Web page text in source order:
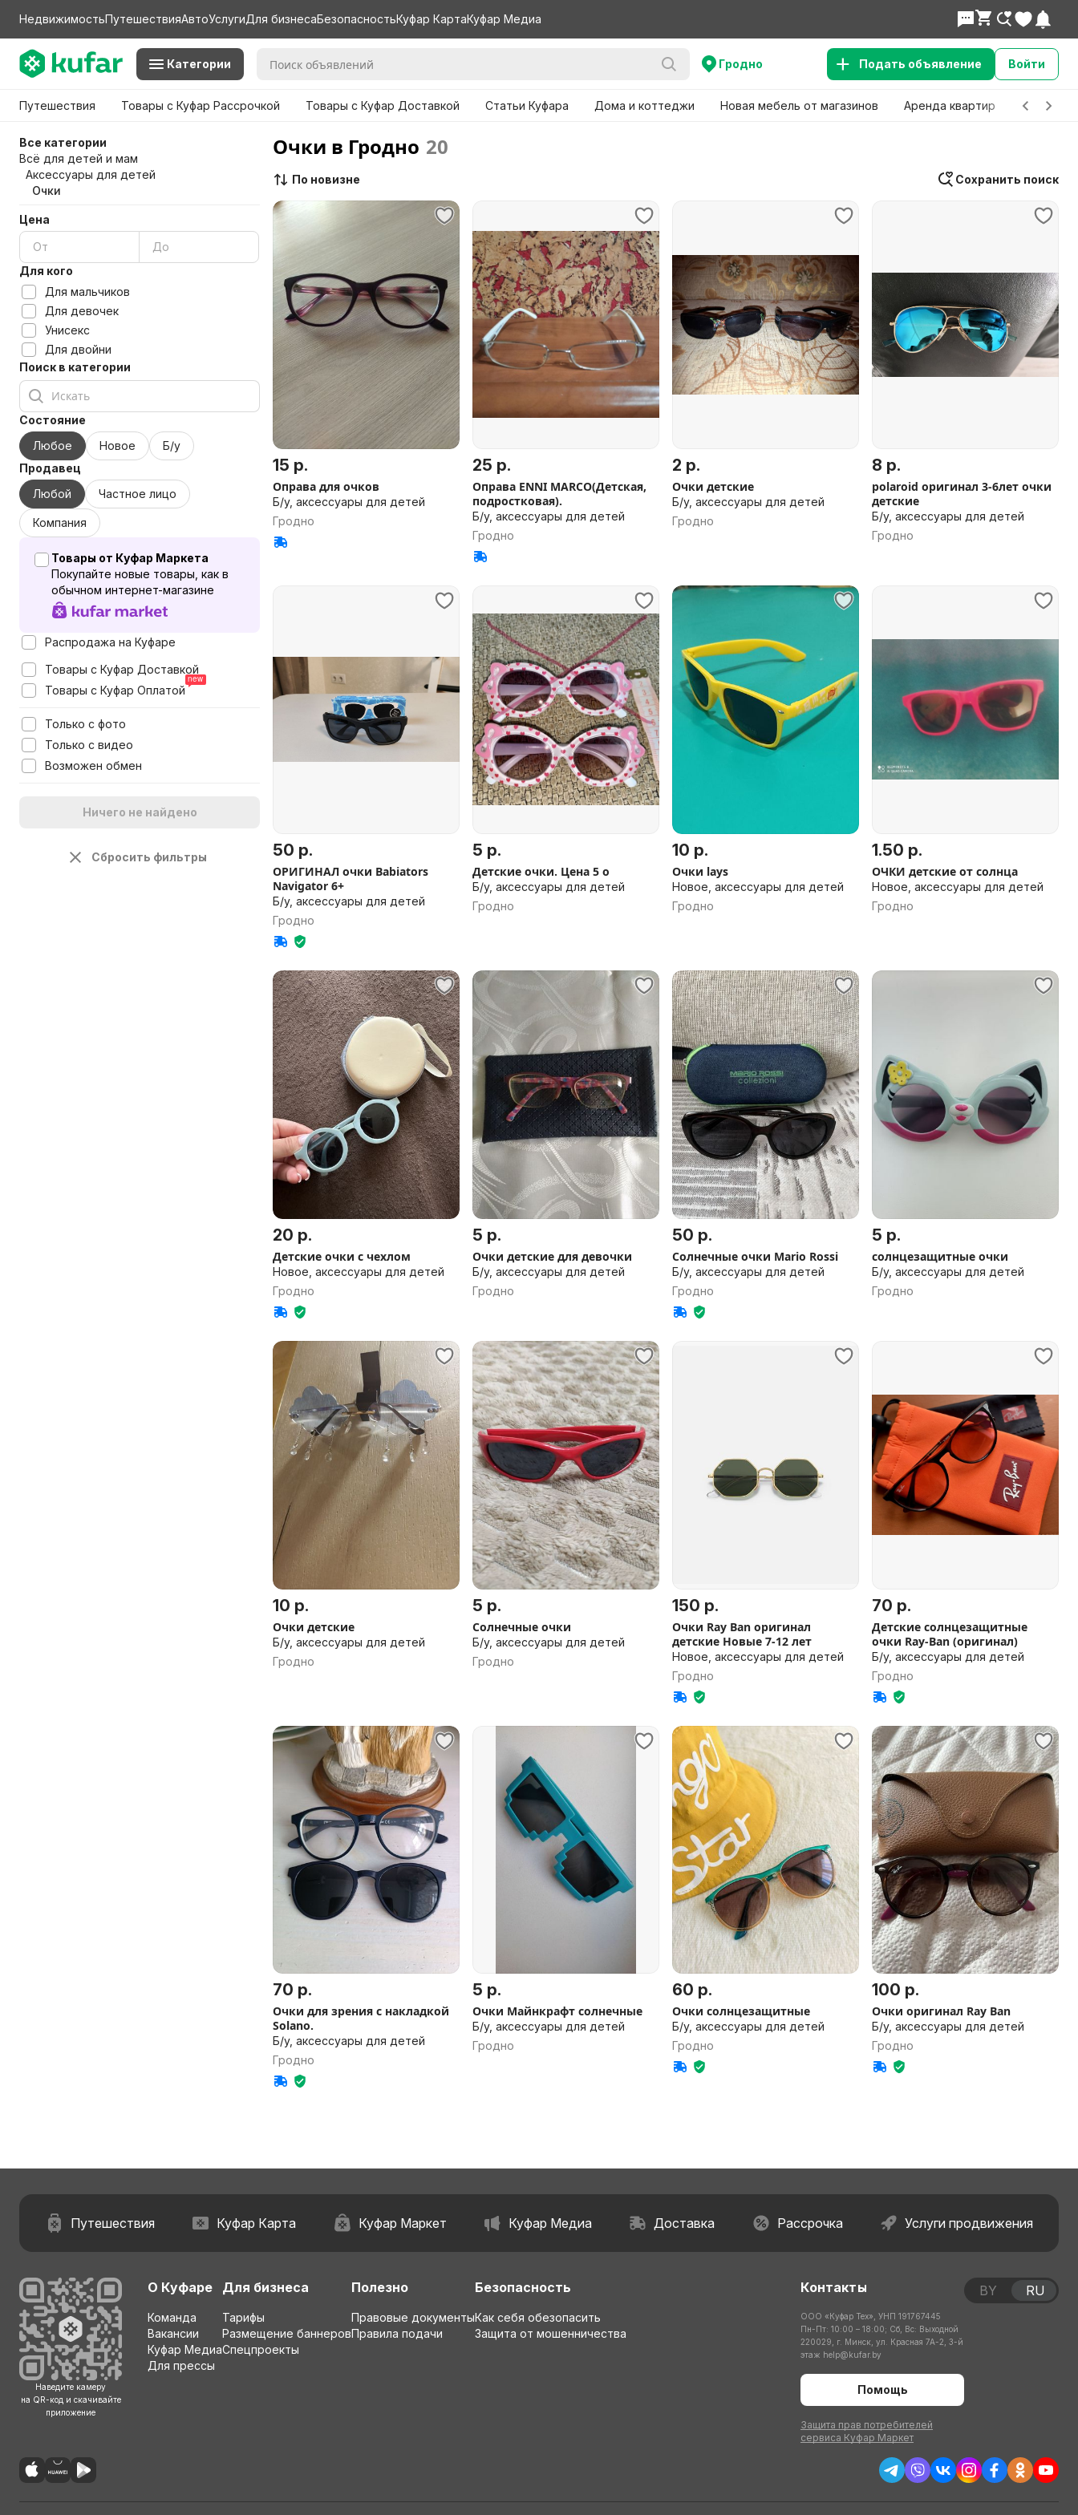
НедвижимостьПутешествияАвтоУслугиДля бизнесаБезопасностьКуфар КартаКуфар Медиа
Категории Гродно Подать объявление Войти
Путешествия Товары с Куфар Рассрочкой Товары с Куфар Доставкой Статьи Куфара Дома и коттеджи Новая мебель от магазинов Аренда квартир Детские
Все категории
Всё для детей и мам
Аксессуары для детей
Очки
Цена
Для кого
Для мальчиков
Для девочек
Унисекс
Для двойни
Поиск в категории
Состояние
Любое
Новое
Б/у
Продавец
Любой
Частное лицо
Компания
Товары от Куфар Маркета
Покупайте новые товары, как в
обычном интернет-магазине
Распродажа на Куфаре
Товары с Куфар Доставкой
Товары с Куфар Оплатой
Только с фото
Только с видео
Возможен обмен
Ничего не найдено
Сбросить фильтры
Очки в Гродно 20
Сохранить поиск
По новизне
15 р.
Оправа для очков
Б/у, аксессуары для детей
Гродно
25 р.
Оправа ENNI MARCO(Детская,
подростковая).
Б/у, аксессуары для детей
Гродно
2 р.
Очки детские
Б/у, аксессуары для детей
Гродно
8 р.
polaroid оригинал 3-6лет очки
детские
Б/у, аксессуары для детей
Гродно
50 р.
ОРИГИНАЛ очки Babiators
Navigator 6+
Б/у, аксессуары для детей
Гродно
5 р.
Детские очки. Цена 5 о
Б/у, аксессуары для детей
Гродно
10 р.
Очки lays
Новое, аксессуары для детей
Гродно
1.50 р.
ОЧКИ детские от солнца
Новое, аксессуары для детей
Гродно
20 р.
Детские очки с чехлом
Новое, аксессуары для детей
Гродно
5 р.
Очки детские для девочки
Б/у, аксессуары для детей
Гродно
50 р.
Солнечные очки Mario Rossi
Б/у, аксессуары для детей
Гродно
5 р.
солнцезащитные очки
Б/у, аксессуары для детей
Гродно
10 р.
Очки детские
Б/у, аксессуары для детей
Гродно
5 р.
Солнечные очки
Б/у, аксессуары для детей
Гродно
150 р.
Очки Ray Ban оригинал
детские Новые 7-12 лет
Новое, аксессуары для детей
Гродно
70 р.
Детские солнцезащитные
очки Ray-Ban (оригинал)
Б/у, аксессуары для детей
Гродно
70 р.
Очки для зрения с накладкой
Solano.
Б/у, аксессуары для детей
Гродно
5 р.
Очки Майнкрафт солнечные
Б/у, аксессуары для детей
Гродно
60 р.
Очки солнцезащитные
Б/у, аксессуары для детей
Гродно
100 р.
Очки оригинал Ray Ban
Б/у, аксессуары для детей
Гродно
Путешествия Куфар Карта Куфар Маркет Куфар Медиа Доставка Рассрочка Услуги продвижения
Наведите камеру
на QR-код и скачивайте
приложение
О Куфаре
Команда
Вакансии
Куфар Медиа
Для прессы
Для бизнеса
Тарифы
Размещение баннеров
Спецпроекты
Полезно
Правовые документы
Правила подачи
Безопасность
Как себя обезопасить
Защита от мошенничества
Контакты
ООО «Куфар Тех», УНП 191767445
Пн-Пт: 10:00 – 18:00; Сб, Вс: Выходной
220029, г. Минск, ул. Красная 7А-2, 3-й
этаж help@kufar.by
Помощь
Защита прав потребителей
сервиса Куфар Маркет
BY RU